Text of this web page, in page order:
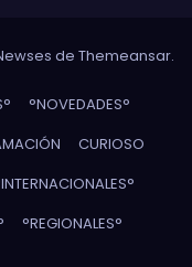
de Themeansar.
°NOVEDADES°
CURIOSO
°REGIONALES°